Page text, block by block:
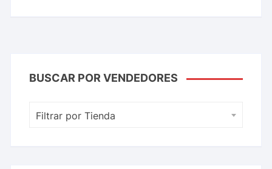
BUSCAR POR VENDEDORES
Filtrar por Tienda